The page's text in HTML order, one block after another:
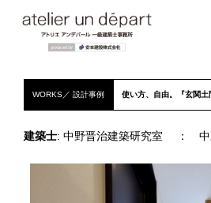
WORKS／ 設計事例 使い方、自由。『玄関土
建築士: 中野晋治建築研究室 ：